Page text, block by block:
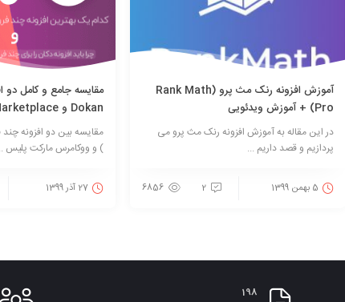
آموزش افزونه رنک مث پرو (Rank Math
Pro) + آموزش ویدئویی
در این مقاله به آموزش افزونه رنک مث پرو می
پردازیم و قصد داریم ...
5 بهمن 1399 2
6856
مقایسه جامع و کامل دو
Dokan و WC Marketplace
مقایسه بین دو افزونه
) و ووکامرس مارکت پلیس
27 آذر 1399
198